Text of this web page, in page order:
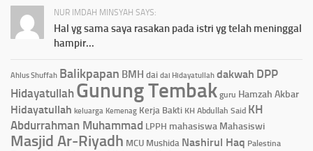
NUR IMDAH MINSYAH SAYS:
Hal yg sama saya rasakan pada istri yg telah meninggal
hampir...
Ahlus Shuffah Balikpapan BMH dai dai Hidayatullah dakwah DPP
Hidayatullah Gunung Tembak guru Hamzah Akbar
Hidayatullah keluarga Kemenag Kerja Bakti KH Abdullah Said KH
Abdurrahman Muhammad LPPH mahasiswa Mahasiswi
Masjid Ar-Riyadh MCU Mushida Nashirul Haq Palestina